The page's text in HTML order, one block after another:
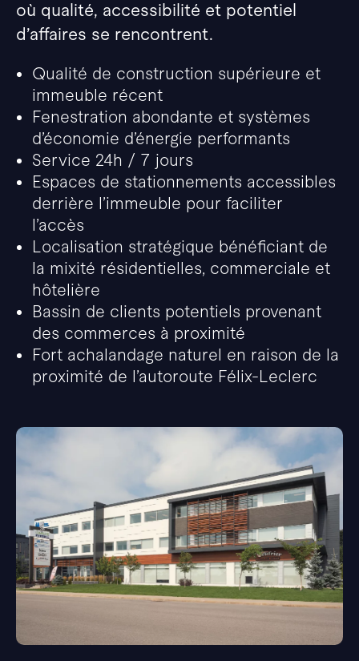
où qualité, accessibilité et potentiel
d’affaires se rencontrent.
Qualité de construction supérieure et
immeuble récent
Fenestration abondante et systèmes
d’économie d’énergie performants
Service 24h / 7 jours
Espaces de stationnements accessibles
derrière l’immeuble pour faciliter
l’accès
Localisation stratégique bénéficiant de
la mixité résidentielles, commerciale et
hôtelière
Bassin de clients potentiels provenant
des commerces à proximité
Fort achalandage naturel en raison de la
proximité de l’autoroute Félix-Leclerc